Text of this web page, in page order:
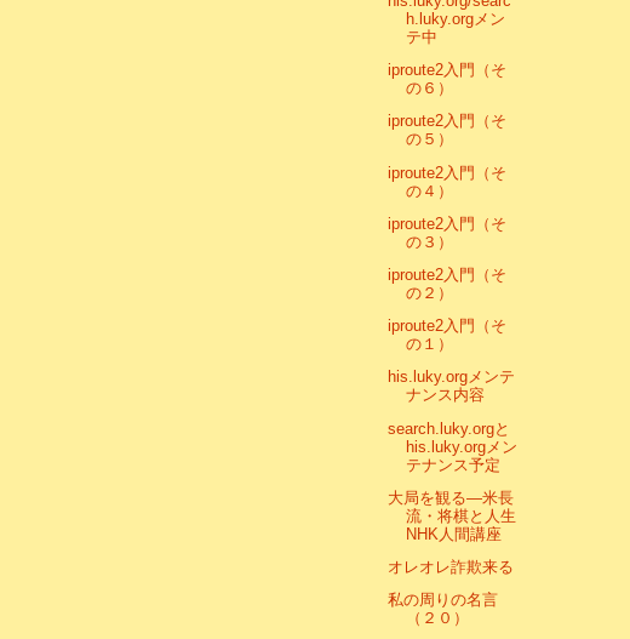
h.luky.orgメン
テ中
iproute2入門（そ
の６）
iproute2入門（そ
の５）
iproute2入門（そ
の４）
iproute2入門（そ
の３）
iproute2入門（そ
の２）
iproute2入門（そ
の１）
his.luky.orgメンテ
ナンス内容
search.luky.orgと
his.luky.orgメン
テナンス予定
大局を観る―米長
流・将棋と人生
NHK人間講座
オレオレ詐欺来る
私の周りの名言
（２０）